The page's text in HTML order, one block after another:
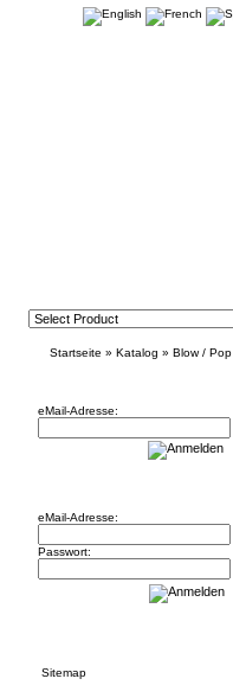
Startseite » Katalog » Blow /
eMail-Adresse:
eMail-Adresse:
Passwort:
Sitemap